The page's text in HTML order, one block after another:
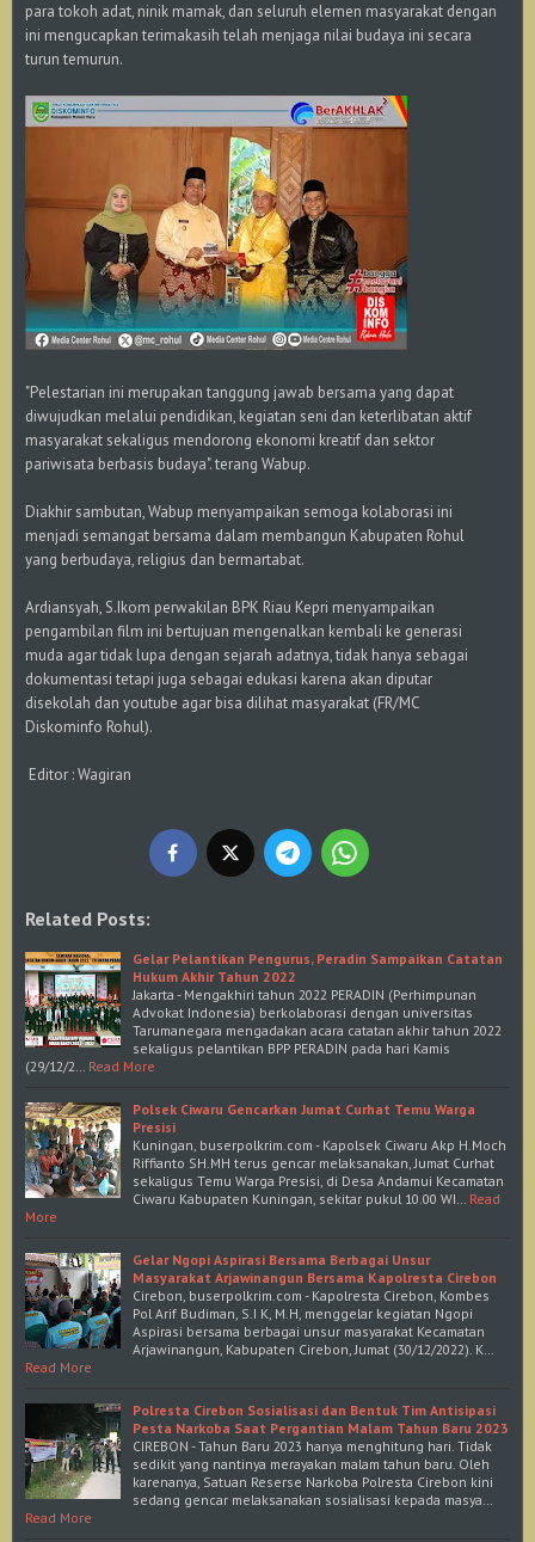
para tokoh adat, ninik mamak, dan seluruh elemen masyarakat dengan
ini mengucapkan terimakasih telah menjaga nilai budaya ini secara
turun temurun.
"Pelestarian ini merupakan tanggung jawab bersama yang dapat
diwujudkan melalui pendidikan, kegiatan seni dan keterlibatan aktif
masyarakat sekaligus mendorong ekonomi kreatif dan sektor
pariwisata berbasis budaya". terang Wabup.
Diakhir sambutan, Wabup menyampaikan semoga kolaborasi ini
menjadi semangat bersama dalam membangun Kabupaten Rohul
yang berbudaya, religius dan bermartabat.
Ardiansyah, S.Ikom perwakilan BPK Riau Kepri menyampaikan
pengambilan film ini bertujuan mengenalkan kembali ke generasi
muda agar tidak lupa dengan sejarah adatnya, tidak hanya sebagai
dokumentasi tetapi juga sebagai edukasi karena akan diputar
disekolah dan youtube agar bisa dilihat masyarakat (FR/MC
Diskominfo Rohul).
Editor : Wagiran
Related Posts:
Gelar Pelantikan Pengurus, Peradin Sampaikan Catatan
Hukum Akhir Tahun 2022
Jakarta - Mengakhiri tahun 2022 PERADIN (Perhimpunan
Advokat Indonesia) berkolaborasi dengan universitas
Tarumanegara mengadakan acara catatan akhir tahun 2022
sekaligus pelantikan BPP PERADIN pada hari Kamis
(29/12/2… Read More
Polsek Ciwaru Gencarkan Jumat Curhat Temu Warga
Presisi
Kuningan, buserpolkrim.com - Kapolsek Ciwaru Akp H.Moch
Riffianto SH.MH terus gencar melaksanakan, Jumat Curhat
sekaligus Temu Warga Presisi, di Desa Andamui Kecamatan
Ciwaru Kabupaten Kuningan, sekitar pukul 10.00 WI… Read
More
Gelar Ngopi Aspirasi Bersama Berbagai Unsur
Masyarakat Arjawinangun Bersama Kapolresta Cirebon
Cirebon, buserpolkrim.com - Kapolresta Cirebon, Kombes
Pol Arif Budiman, S.I K, M.H, menggelar kegiatan Ngopi
Aspirasi bersama berbagai unsur masyarakat Kecamatan
Arjawinangun, Kabupaten Cirebon, Jumat (30/12/2022). K…
Read More
Polresta Cirebon Sosialisasi dan Bentuk Tim Antisipasi
Pesta Narkoba Saat Pergantian Malam Tahun Baru 2023
CIREBON - Tahun Baru 2023 hanya menghitung hari. Tidak
sedikit yang nantinya merayakan malam tahun baru. Oleh
karenanya, Satuan Reserse Narkoba Polresta Cirebon kini
sedang gencar melaksanakan sosialisasi kepada masya…
Read More